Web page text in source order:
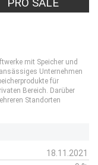
mit Speicher und
Unternehmen
für
Bereich. Darüber
Standorten
18.11.2021